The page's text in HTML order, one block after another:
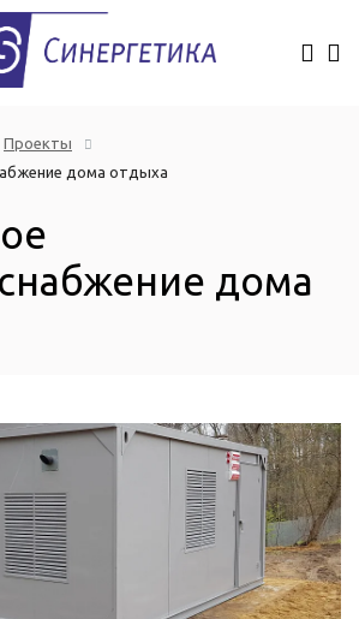
Проекты
дома отдыха
дома